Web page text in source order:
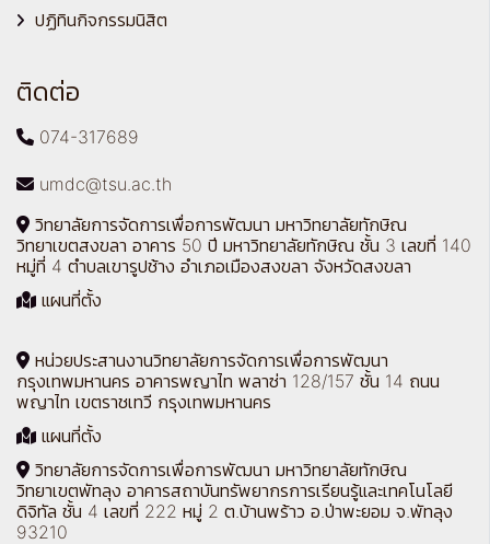
ปฏิทินกิจกรรมนิสิต
ติดต่อ
074-317689
umdc@tsu.ac.th
วิทยาลัยการจัดการเพื่อการพัฒนา มหาวิทยาลัยทักษิณ
วิทยาเขตสงขลา อาคาร 50 ปี มหาวิทยาลัยทักษิณ ชั้น 3 เลขที่ 140
หมู่ที่ 4 ตำบลเขารูปช้าง อำเภอเมืองสงขลา จังหวัดสงขลา
แผนที่ตั้ง
หน่วยประสานงานวิทยาลัยการจัดการเพื่อการพัฒนา
กรุงเทพมหานคร อาคารพญาไท พลาซ่า 128/157 ชั้น 14 ถนน
พญาไท เขตราชเทวี กรุงเทพมหานคร
แผนที่ตั้ง
วิทยาลัยการจัดการเพื่อการพัฒนา มหาวิทยาลัยทักษิณ
วิทยาเขตพัทลุง อาคารสถาบันทรัพยากรการเรียนรู้และเทคโนโลยี
ดิจิทัล ชั้น 4 เลขที่ 222 หมู่ 2 ต.บ้านพร้าว อ.ป่าพะยอม จ.พัทลุง
93210